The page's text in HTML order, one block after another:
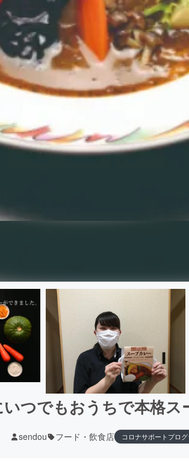
つでもおうちで本格
sendou フード・飲食店 コロナサポートプロ